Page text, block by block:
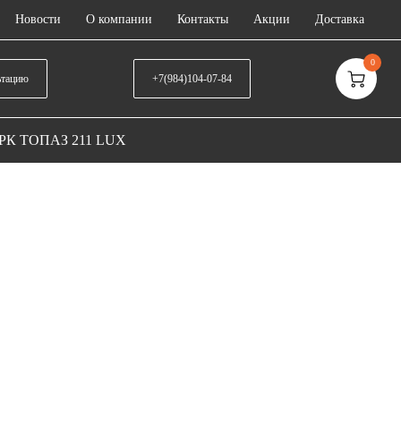
Новости О компании Контакты Акции Доставка
+7(984)104-07-84
0
ТОПАЗ 211 LUX